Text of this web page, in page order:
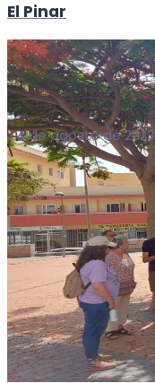
El Pinar
4 de agosto de 2023